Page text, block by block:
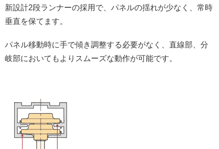
新設計2段ランナーの採用で、パネルの揺れが少なく、常時
垂直を保てます。
パネル移動時に手で傾き調整する必要がなく、直線部、分
岐部においてもよりスムーズな動作が可能です。